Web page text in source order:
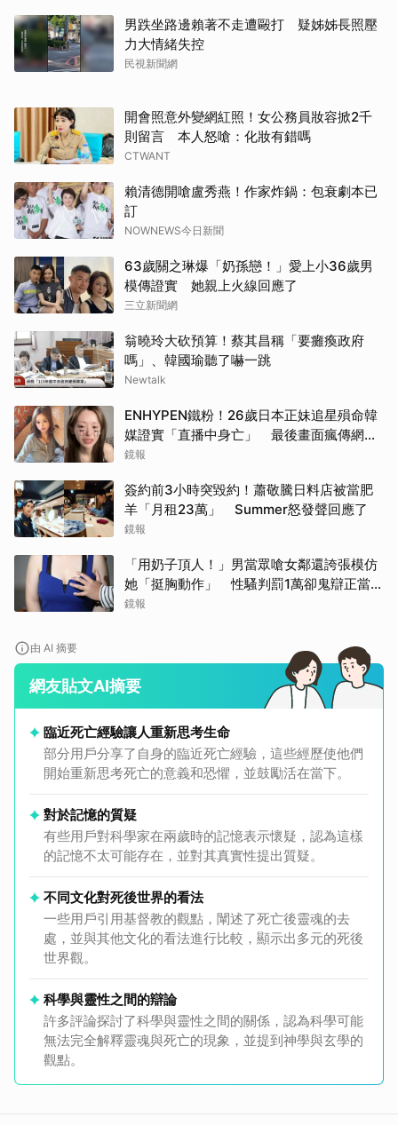
男跌坐路邊賴著不走遭毆打 疑姊姊長照壓
力大情緒失控
民視新聞網
開會照意外變網紅照！女公務員妝容掀2千
則留言 本人怒嗆：化妝有錯嗎
CTWANT
賴清德開嗆盧秀燕！作家炸鍋：包衰劇本已
訂
NOWNEWS今日新聞
63歲關之琳爆「奶孫戀！」愛上小36歲男
模傳證實 她親上火線回應了
三立新聞網
翁曉玲大砍預算！蔡其昌稱「要癱瘓政府
嗎」、韓國瑜聽了嚇一跳
Newtalk
ENHYPEN鐵粉！26歲日本正妹追星殞命韓
媒證實「直播中身亡」 最後畫面瘋傳網痛
心：網暴害死人
鏡報
簽約前3小時突毀約！蕭敬騰日料店被當肥
羊「月租23萬」 Summer怒發聲回應了
鏡報
「用奶子頂人！」男當眾嗆女鄰還誇張模仿
她「挺胸動作」 性騷判罰1萬卻鬼辯正當防
衛
鏡報
由 AI 摘要
網友貼文AI摘要
臨近死亡經驗讓人重新思考生命
部分用戶分享了自身的臨近死亡經驗，這些經歷使他們
開始重新思考死亡的意義和恐懼，並鼓勵活在當下。
對於記憶的質疑
有些用戶對科學家在兩歲時的記憶表示懷疑，認為這樣
的記憶不太可能存在，並對其真實性提出質疑。
不同文化對死後世界的看法
一些用戶引用基督教的觀點，闡述了死亡後靈魂的去
處，並與其他文化的看法進行比較，顯示出多元的死後
世界觀。
科學與靈性之間的辯論
許多評論探討了科學與靈性之間的關係，認為科學可能
無法完全解釋靈魂與死亡的現象，並提到神學與玄學的
觀點。